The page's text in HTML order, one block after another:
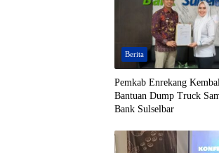
Berita
Pemkab Enrekang
Bantuan Dump Truck
Bank Sulselbar